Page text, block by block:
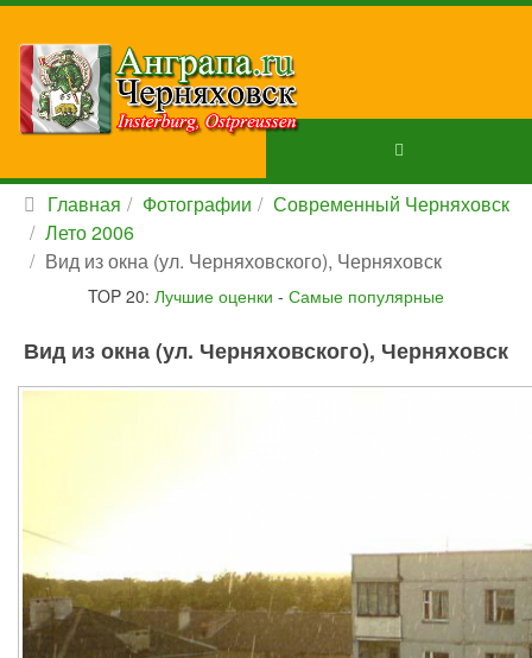
Главная Фотографии
Современный Черняховск
Лето 2006
Вид из окна (ул. Черняховского), Черняховск
TOP 20: Лучшие оценки - Самые популярные
Вид из окна (ул. Черняховского), Черняховск